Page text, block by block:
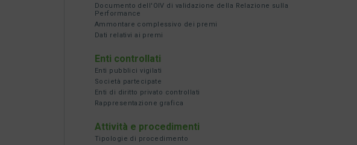
Documento dell'OIV di validazione della Relazione sulla
Performance
Ammontare complessivo dei premi
Dati relativi ai premi
Enti controllati
Enti pubblici vigilati
Società partecipate
Enti di diritto privato controllati
Rappresentazione grafica
Attività e procedimenti
Tipologie di procedimento